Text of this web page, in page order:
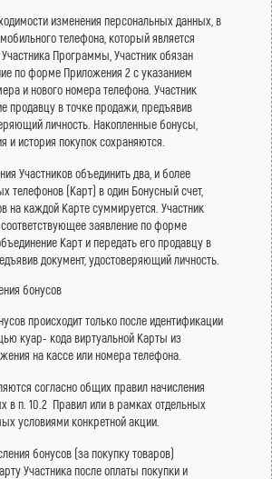
изменения персональных данных, в
телефона, который является
Программы, Участник обязан
по форме Приложения 2 с указанием
и нового номера телефона. Участник
продавцу в точке продажи, предъявив
личность. Накопленные бонусы,
и история покупок сохраняются.
Участников объединить два, и более
телефонов (Карт) в один Бонусный счет,
на каждой Карте суммируется. Участник
заявление по форме
Карт и передать его продавцу в
документ, удостоверяющий личность.
бонусов
происходит только после идентификации
куар- кода виртуальной Карты из
на кассе или номера телефона.
согласно общих правил начисления
в п. 10.2 Правил или в рамках отдельных
условиями конкретной акции.
бонусов (за покупку товаров)
Участника после оплаты покупки и